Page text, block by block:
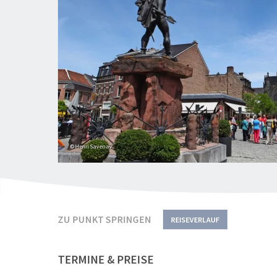
© Henri Savenay
ZU PUNKT SPRINGEN REISEVERLAUF
TERMINE & PREISE